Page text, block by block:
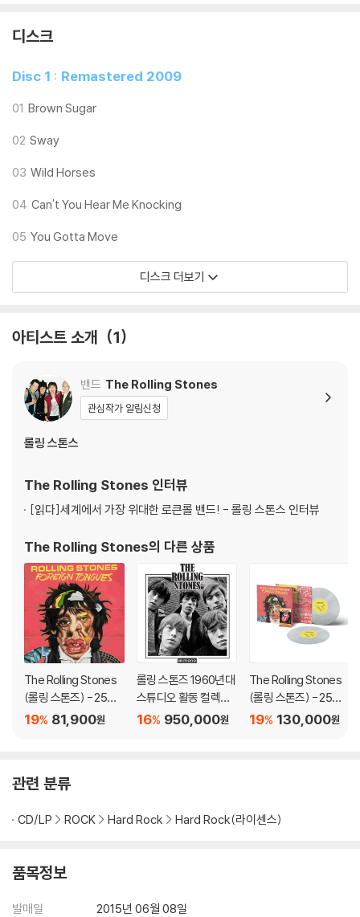
디스크
Disc 1 : Remastered 2009
01 Brown Sugar
02 Sway
03 Wild Horses
04 Can't You Hear Me Knocking
05 You Gotta Move
디스크 더보기
아티스트 소개 1
밴드 The Rolling Stones
관심작가 알림신청
롤링 스톤스
The Rolling Stones 인터뷰
[읽다]세계에서 가장 위대한 로큰롤 밴드! - 롤링 스톤스 인터뷰
The Rolling Stones의 다른 상품
The Rolling Stones
(롤링 스톤즈) - 25집 F
oreign Tongues [2L
81,900원
19%
롤링 스톤즈 1960년대
스튜디오 활동 컬렉션
(The Rolling Stones
950,000원
16%
The Rolling Stones
(롤링 스톤즈) - 25집 F
oreign Tongues [클
130,000원
19%
관련 분류
CD/LP ROCK Hard Rock Hard Rock(라이센스)
품목정보
발매일
2015년 06월 08일